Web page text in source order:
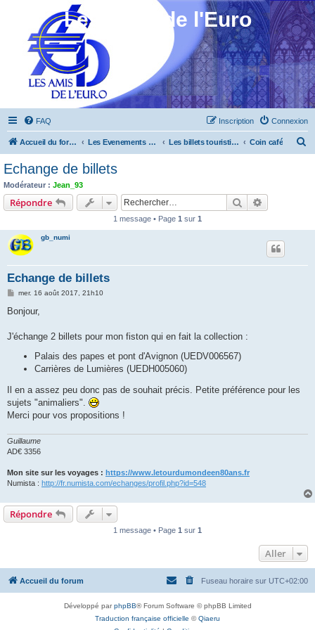
Les Amis de l'Euro
FAQ Connexion
Inscription
Accueil du forum Les Evenements ! [Ouvert au public] Les billets touristiques Coin café
Echange de billets
Modérateur : Jean_93
Répondre Rechercher
1 message • Page 1 sur 1
gb_numi
Echange de billets
M
s
g
mer. 16 août 2017, 21h10
Bonjour,
J'échange 2 billets pour mon fiston qui en fait la collection :
Palais des papes et pont d'Avignon (UEDV006567)
Carrières de Lumières (UEDH005060)
Il en a assez peu donc pas de souhait précis. Petite préférence pour les
sujets "animaliers".
Merci pour vos propositions !
Guillaume
AD€ 3356
Mon site sur les voyages : https://www.letourdumondeen80ans.fr
Numista : http://fr.numista.com/echanges/profil.php?id=548
Répondre
1 message • Page 1 sur 1
Aller
Accueil du forum Fuseau horaire sur UTC+02:00
Développé parphpBB® Forum Software © phpBB Limited
Traduction française officielle ©Qiaeru